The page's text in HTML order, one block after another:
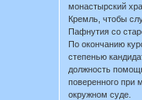
монастырский
Кремль, чтобы
Пафнутия со
По окончанию
степенью
должность
поверенного при
окружном суде.